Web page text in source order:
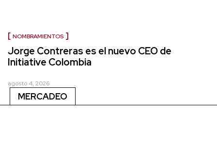
NOMBRAMIENTOS
Jorge Contreras es el nuevo CEO de
Initiative Colombia
agosto 4, 2026
MERCADEO